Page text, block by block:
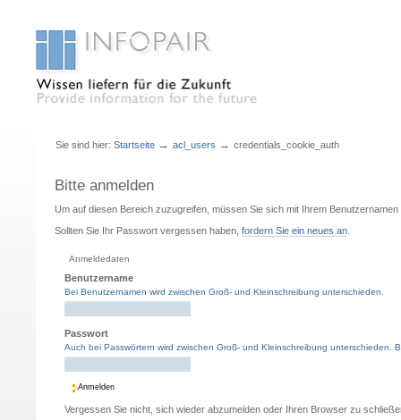
Inhalt
Navigation
Sie sind hier: Startseite → acl_users → credentials_cookie_auth
Bitte anmelden
Um auf diesen Bereich zuzugreifen, müssen Sie sich mit Ihrem
Sollten Sie Ihr Passwort vergessen haben, fordern Sie ein neues an.
Anmeldedaten
Benutzername
Bei Benutzernamen wird zwischen Groß- und Kleinschreibung unterschieden.
Passwort
Auch bei Passwörtern wird zwischen Groß- und Kleinschreibung unterschieden.
Vergessen Sie nicht, sich wieder abzumelden oder Ihren Browser zu